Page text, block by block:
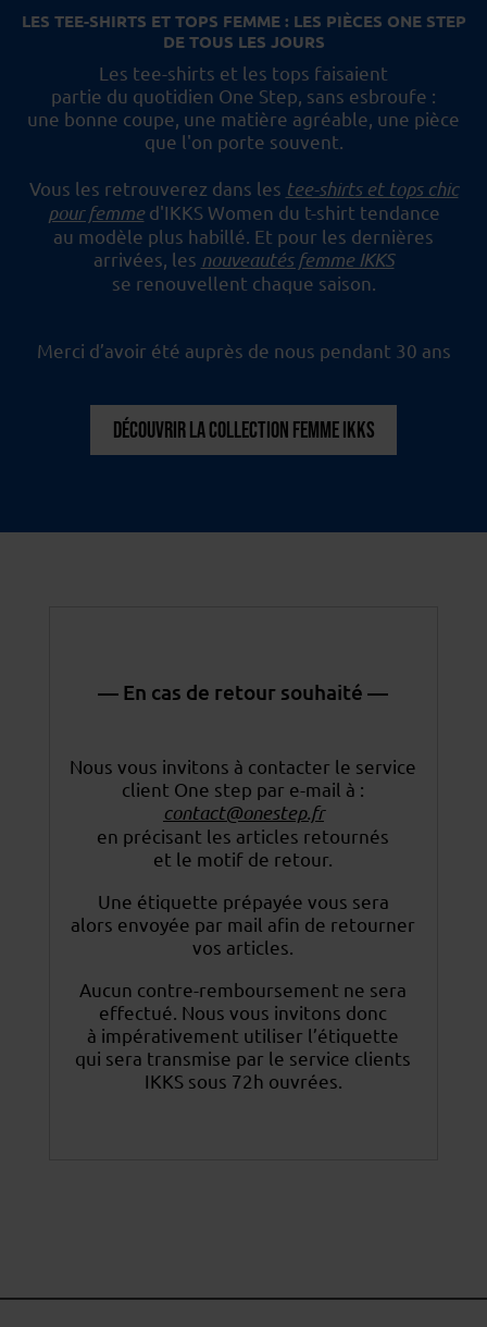
LES TEE-SHIRTS ET TOPS FEMME : LES PIÈCES ONE STEP
DE TOUS LES JOURS
Les tee-shirts et les tops faisaient
partie du quotidien One Step, sans esbroufe :
une bonne coupe, une matière agréable, une pièce
que l'on porte souvent.
Vous les retrouverez dans les tee-shirts et tops chic
pour femmed'IKKS Women du t-shirt tendance
au modèle plus habillé. Et pour les dernières
arrivées, les nouveautés femme IKKS
se renouvellent chaque saison.
Merci d’avoir été auprès de nous pendant 30 ans
DÉCOUVRIR LA COLLECTION FEMME IKKS
— En cas de retour souhaité —
Nous vous invitons à contacter le service
client One step par e-mail à :
contact@onestep.fr
en précisant les articles retournés
et le motif de retour.
Une étiquette prépayée vous sera
alors envoyée par mail afin de retourner
vos articles.
Aucun contre-remboursement ne sera
effectué. Nous vous invitons donc
à impérativement utiliser l’étiquette
qui sera transmise par le service clients
IKKS sous 72h ouvrées.